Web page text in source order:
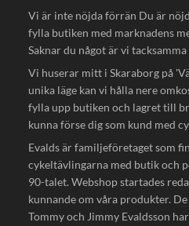
Vi är inte nöjda förrän Du är
fylla butiken med marknadens
Saknar du något är vi
Vi huserar mitt i Skaraborg på
unika läge kan vi hålla nere
fylla upp butiken och lagret till
kunna förse dig som kund med
Evalds är familjeföretaget som
cykeltävlingarna med butik och
90-talet. Webshop startades
kunnande om våra produkter.
Tommy och Jimmy Evaldsson